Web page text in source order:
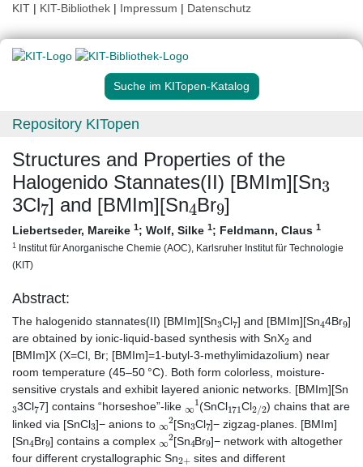
KIT | KIT-Bibliothek | Impressum | Datenschutz
Suche im KITopen-Katalog
Repository KITopen
Structures and Properties of the
Halogenido Stannates(II) [BMIm][Sn
3Cl
7
] and [BMIm][Sn
4
Br
9
]
Liebertseder, Mareike 1; Wolf, Silke 1; Feldmann, Claus 1
1 Institut für Anorganische Chemie (AOC), Karlsruher Institut für Technologie
(KIT)
Abstract:
The halogenido stannates(II) [BMIm][Sn 3
Cl7] and [BMIm][Sn 4Br 9]
are obtained by ionic-liquid-based synthesis with SnX2and
[BMIm]X (X=Cl, Br; [BMIm]=1-butyl-3-methylimidazolium) near
room temperature (45–50 °C). Both form colorless, moisture-
sensitive crystals and exhibit layered anionic networks. [BMIm][Sn
33Cl77] contains “horseshoe”-like ∞1(SnCl171Cl2/2) chains that are
linked via [SnCl 3]− anions to 2[Sn3Cl7]− zigzag-planes. [BMIm]
[Sn4Br9] contains a complex ∞2[Sn4Br9]− network with altogether
four different crystallographic Sn2+sites and different